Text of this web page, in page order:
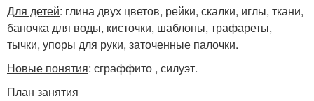
Для детей: глина двух цветов, рейки, скалки, иглы, ткани,
баночка для воды, кисточки, шаблоны, трафареты,
тычки, упоры для руки, заточенные палочки.
Новые понятия: сграффито , силуэт.
План занятия